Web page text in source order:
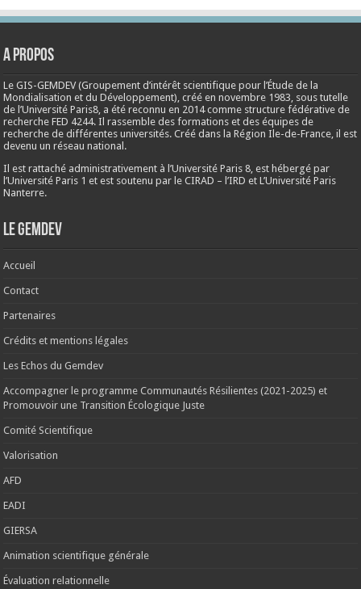
A propos
Le GIS-GEMDEV (Groupement d’intérêt scientifique pour l’Étude de la
Mondialisation et du Développement), créé ennovembre 1983, sous tutelle
de l’Université Paris8, a été reconnu en 2014 comme structure fédérative de
recherche FED 4244. Il rassemble des formations et des équipes de
recherche de différentes universités. Créé dans la Région Ile-de-France, il est
devenu un réseau national.
Il est rattaché administrativement à l’Université Paris 8, est hébergé par
l’Université Paris 1 et est soutenu par le CIRAD – l’IRD et L’Université Paris
Nanterre.
Le Gemdev
Accueil
Contact
Partenaires
Crédits et mentions légales
Les Echos du Gemdev
Accompagner le programme Communautés Résilientes (2021-2025) et
Promouvoir une Transition Écologique Juste
Comité Scientifique
Valorisation
AFD
EADI
GIERSA
Animation scientifique générale
Évaluation relationnelle